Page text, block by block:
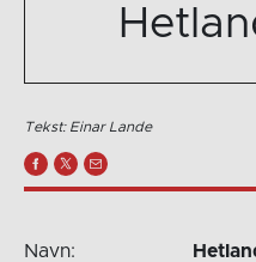
Tekst: Einar Lande
Navn: